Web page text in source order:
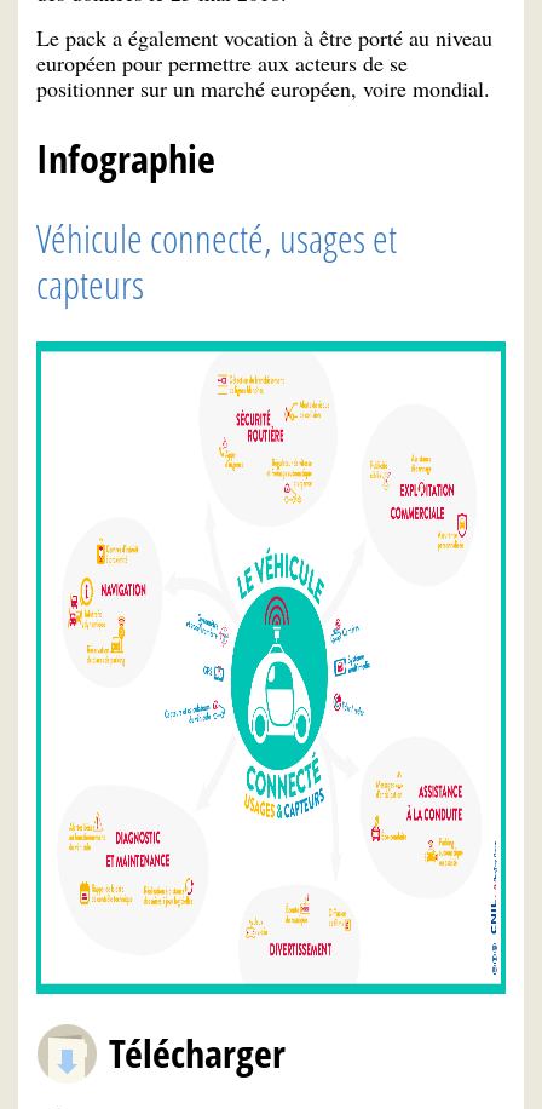
Le pack a également vocation à être porté au niveau
européen pour permettre aux acteurs de se
positionner sur un marché européen, voire mondial.
Infographie
Véhicule connecté, usages et
capteurs
Télécharger